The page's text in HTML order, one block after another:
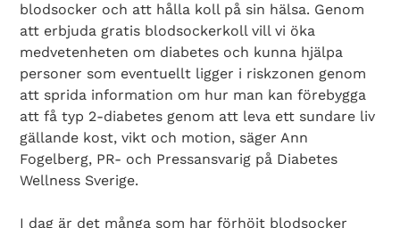
blodsocker och att hålla koll på sin hälsa. Genom
att erbjuda gratis blodsockerkoll vill vi öka
medvetenheten om diabetes och kunna hjälpa
personer som eventuellt ligger i riskzonen genom
att sprida information om hur man kan förebygga
att få typ 2-diabetes genom att leva ett sundare liv
gällande kost, vikt och motion, säger Ann
Fogelberg, PR- och Pressansvarig på Diabetes
Wellness Sverige.
I dag är det många som har förhöjt blodsocker